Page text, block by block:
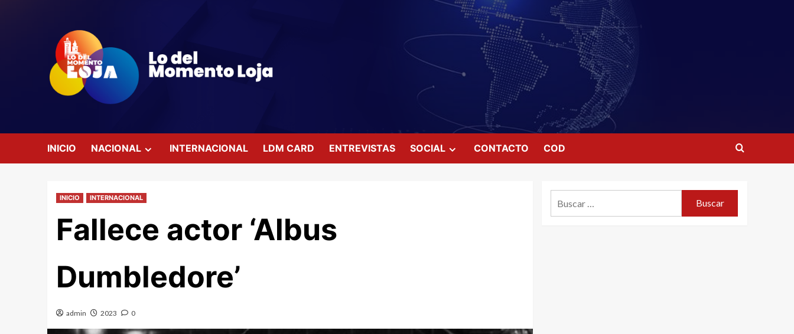
INICIO NACIONAL INTERNACIONAL LDM CARD ENTREVISTAS SOCIAL CONTACTO COD
INICIO INTERNACIONAL
Fallece actor ‘Albus
Dumbledore’
admin 2023 0